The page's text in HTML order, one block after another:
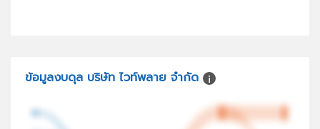
ข้อมูลงบดุล บริษัท ไวท์พลาย จำกัด